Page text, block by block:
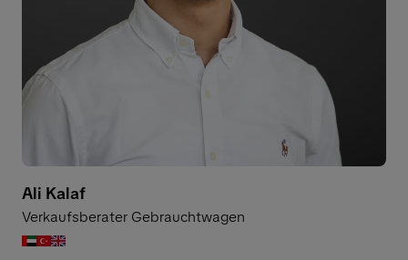
Ali Kalaf
Verkaufsberater Gebrauchtwagen